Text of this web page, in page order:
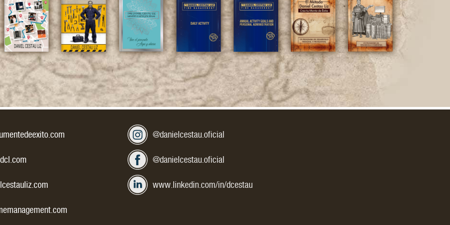
Mis redes sociales:
Instagram:
@danielcestau.oficial
Facebook:
@danielcestau.oficial
LinkedIn:
www.linkedin.com/in/dcestau